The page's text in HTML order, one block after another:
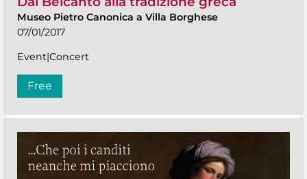
Museo Pietro Canonica a Villa Borghese
07/01/2017
Event|Concert
Free